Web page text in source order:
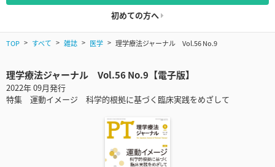
初めての方へ
TOP すべて 雑誌 医学 理学療法ジャーナル Vol.56 No.9
理学療法ジャーナル Vol.56 No.9【電子版】
2022年 09月発行
特集 運動イメージ 科学的根拠に基づく臨床実践をめざして